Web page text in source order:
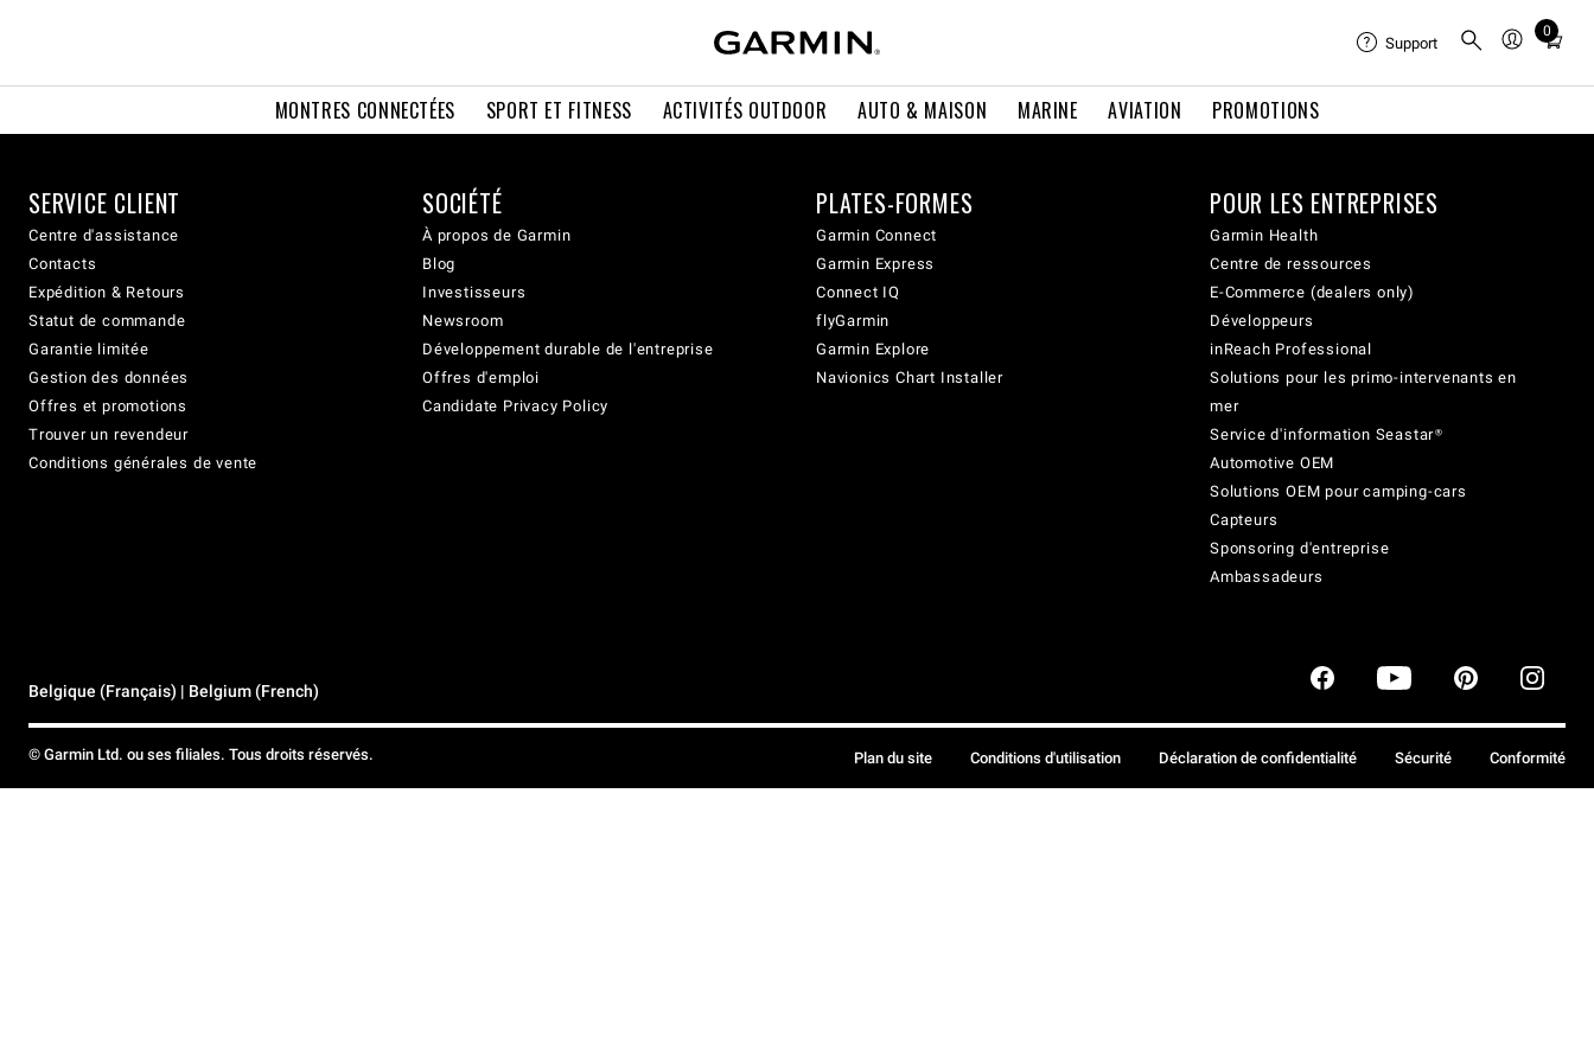
MONTRES CONNECTÉES SPORT ET FITNESS ACTIVITÉS OUTDOOR AUTO & MAISON MARINE AVIATION PROMOTIONS
Support
0
Total
cart:
SERVICE CLIENT
Centre d'assistance
Contacts
Expédition & Retours
Statut de commande
Garantie limitée
Gestion des données
Offres et promotions
Trouver un revendeur
Conditions générales de vente
SOCIÉTÉ
À propos de Garmin
Blog
Investisseurs
Newsroom
Développement durable de l'entreprise
Offres d'emploi
Candidate Privacy Policy
PLATES-FORMES
Garmin Connect
Garmin Express
Connect IQ
flyGarmin
Garmin Explore
Navionics Chart Installer
POUR LES ENTREPRISES
Garmin Health
Centre de ressources
E-Commerce (dealers only)
Développeurs
inReach Professional
Solutions pour les primo-intervenants en
mer
Service d'information Seastar®
Automotive OEM
Solutions OEM pour camping-cars
Capteurs
Sponsoring d'entreprise
Ambassadeurs
Belgique (Français) | Belgium (French)
© Garmin Ltd. ou ses filiales. Tous droits réservés. Plan du site Conditions d'utilisation Déclaration de confidentialité Sécurité Conformité